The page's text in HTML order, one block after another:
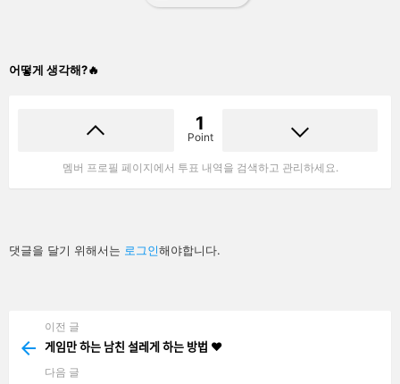
어떻게 생각해?🔥
1
Point
멤버 프로필 페이지에서 투표 내역을 검색하고 관리하세요.
답
글
댓글을 달기 위해서는 로그인해야합니다.
more
이전 글
게임만 하는 남친 설레게 하는 방법 ❤
다음 글